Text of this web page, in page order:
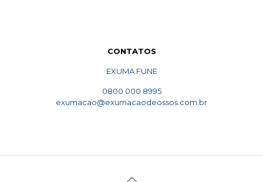
CONTATOS
EXUMA FUNE
0800 000 8995
exumacao@exumacaodeossos.com.br